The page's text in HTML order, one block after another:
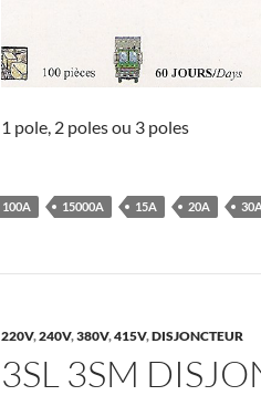
1 pole, 2 poles ou 3 poles
100A 15000A 15A 20A
220V,240V,380V,415V,DISJONCTEUR
3SL 3SM